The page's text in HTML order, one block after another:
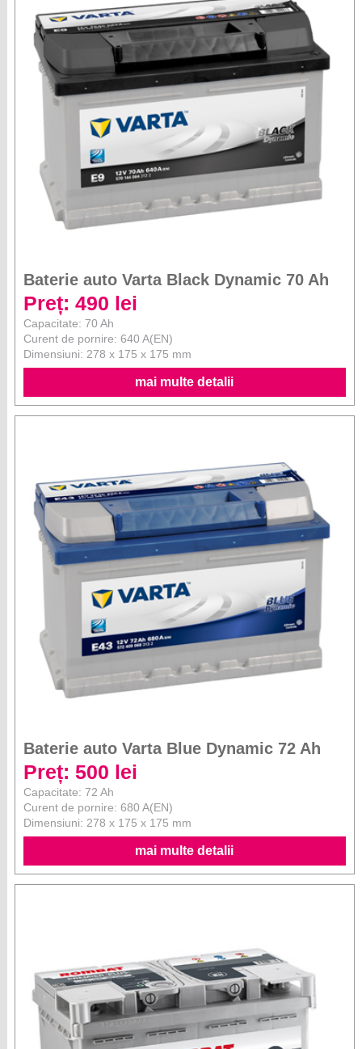
Baterie auto Varta Black Dynamic 70 Ah
Preț: 490 lei
Capacitate: 70 Ah
Curent de pornire: 640 A(EN)
Dimensiuni: 278 x 175 x 175 mm
mai multe detalii
Baterie auto Varta Blue Dynamic 72 Ah
Preț: 500 lei
Capacitate: 72 Ah
Curent de pornire: 680 A(EN)
Dimensiuni: 278 x 175 x 175 mm
mai multe detalii